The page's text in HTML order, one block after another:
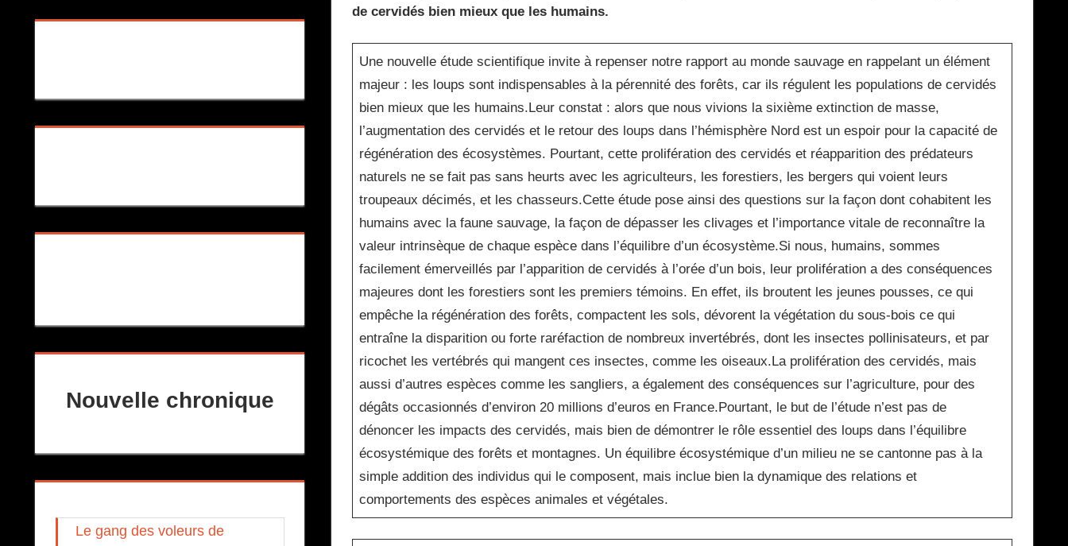
de cervidés bien mieux que les humains.
Une nouvelle étude scientifique invite à repenser notre rapport au monde sauvage en rappelant un élément
majeur : les loups sont indispensables à la pérennité des forêts, car ils régulent les populations de cervidés
bien mieux que les humains.Leur constat : alors que nous vivions la sixième extinction de masse,
l’augmentation des cervidés et le retour des loups dans l’hémisphère Nord est un espoir pour la capacité de
régénération des écosystèmes. Pourtant, cette prolifération des cervidés et réapparition des prédateurs
naturels ne se fait pas sans heurts avec les agriculteurs, les forestiers, les bergers qui voient leurs
troupeaux décimés, et les chasseurs.Cette étude pose ainsi des questions sur la façon dont cohabitent les
humains avec la faune sauvage, la façon de dépasser les clivages et l’importance vitale de reconnaître la
valeur intrinsèque de chaque espèce dans l’équilibre d’un écosystème.Si nous, humains, sommes
facilement émerveillés par l’apparition de cervidés à l’orée d’un bois, leur prolifération a des conséquences
majeures dont les forestiers sont les premiers témoins. En effet, ils broutent les jeunes pousses, ce qui
empêche la régénération des forêts, compactent les sols, dévorent la végétation du sous-bois ce qui
entraîne la disparition ou forte raréfaction de nombreux invertébrés, dont les insectes pollinisateurs, et par
ricochet les vertébrés qui mangent ces insectes, comme les oiseaux.La prolifération des cervidés, mais
aussi d’autres espèces comme les sangliers, a également des conséquences sur l’agriculture, pour des
dégâts occasionnés d’environ 20 millions d’euros en France.Pourtant, le but de l’étude n’est pas de
dénoncer les impacts des cervidés, mais bien de démontrer le rôle essentiel des loups dans l’équilibre
écosystémique des forêts et montagnes. Un équilibre écosystémique d’un milieu ne se cantonne pas à la
simple addition des individus qui le composent, mais inclue bien la dynamique des relations et
comportements des espèces animales et végétales.
Nouvelle chronique
Le gang des voleurs de